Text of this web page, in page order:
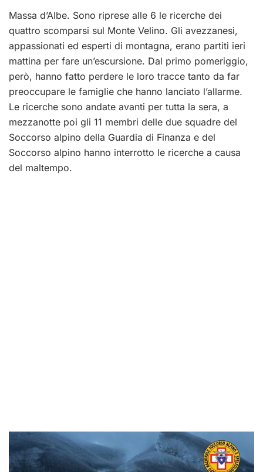
Massa d’Albe. Sono riprese alle 6 le ricerche dei
quattro scomparsi sul Monte Velino. Gli avezzanesi,
appassionati ed esperti di montagna, erano partiti ieri
mattina per fare un’escursione. Dal primo pomeriggio,
però, hanno fatto perdere le loro tracce tanto da far
preoccupare le famiglie che hanno lanciato l’allarme.
Le ricerche sono andate avanti per tutta la sera, a
mezzanotte poi gli 11 membri delle due squadre del
Soccorso alpino della Guardia di Finanza e del
Soccorso alpino hanno interrotto le ricerche a causa
del maltempo.